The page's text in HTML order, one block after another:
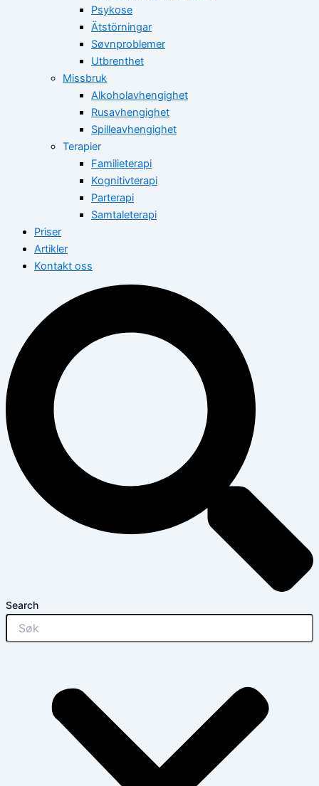
Psykose
Ätstörningar
Søvnproblemer
Utbrenthet
Missbruk
Alkoholavhengighet
Rusavhengighet
Spilleavhengighet
Terapier
Familieterapi
Kognitivterapi
Parterapi
Samtaleterapi
Priser
Artikler
Kontakt oss
Search